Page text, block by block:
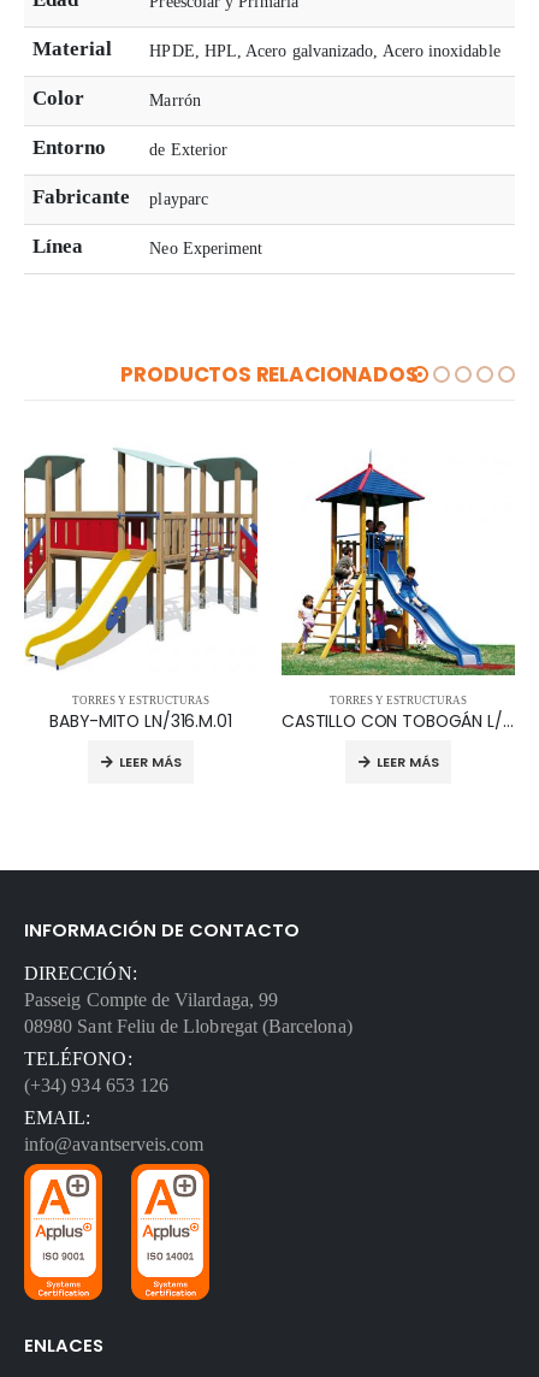
Material HPDE, HPL, Acero galvanizado, Acero inoxidable
Color Marrón
Entorno de Exterior
Fabricante playparc
Línea Neo Experiment
PRODUCTOS RELACIONADOS
TORRES Y ESTRUCTURAS
BABY-MITO LN/316.M.01
LEER MÁS
TORRES Y ESTRUCTURAS
CASTILLO CON TOBOGÁN L/352.T98
LEER MÁS
INFORMACIÓN DE CONTACTO
DIRECCIÓN:
Passeig Compte de Vilardaga, 99
08980 Sant Feliu de Llobregat (Barcelona)
TELÉFONO:
(+34) 934 653 126
EMAIL:
info@avantserveis.com
ENLACES